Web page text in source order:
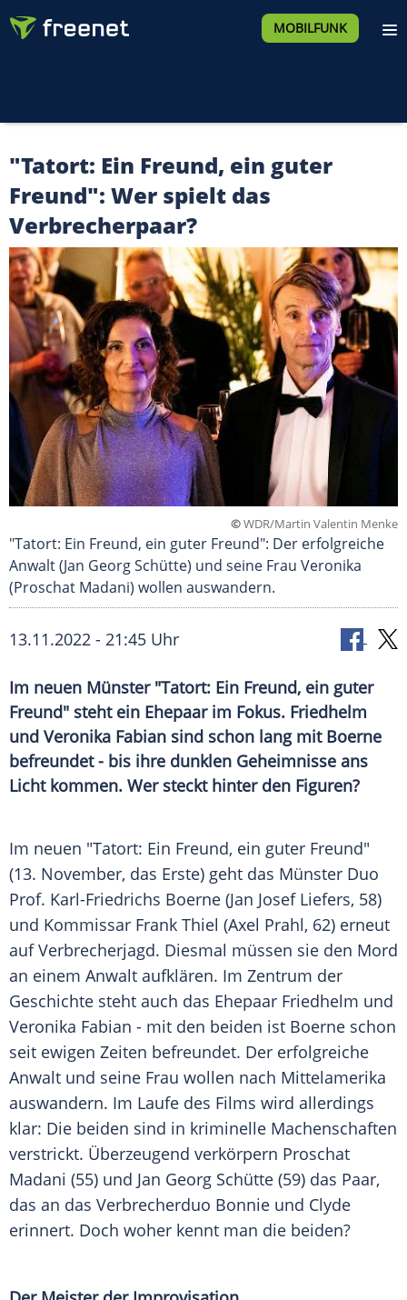
MOBILFUNK
"Tatort: Ein Freund, ein guter
Freund": Wer spielt das
Verbrecherpaar?
©WDR/Martin Valentin Menke
"Tatort: Ein Freund, ein guter Freund": Der erfolgreiche
Anwalt (Jan Georg Schütte) und seine Frau Veronika
(Proschat Madani) wollen auswandern.
13.11.2022 - 21:45 Uhr
Im neuen Münster "Tatort: Ein Freund, ein guter
Freund" steht ein Ehepaar im Fokus. Friedhelm
und Veronika Fabian sind schon lang mit Boerne
befreundet - bis ihre dunklen Geheimnisse ans
Licht kommen. Wer steckt hinter den Figuren?
Im neuen "Tatort: Ein Freund, ein guter Freund"
(13. November, das Erste) geht das Münster Duo
Prof. Karl-Friedrichs Boerne (Jan Josef Liefers, 58)
und Kommissar Frank Thiel (Axel Prahl, 62) erneut
aufVerbrecherjagd. Diesmal müssen sie den Mord
an einem Anwalt aufklären. Im Zentrum der
Geschichte steht auch das Ehepaar Friedhelm und
Veronika Fabian - mit den beiden ist Boerne schon
seit ewigen Zeiten befreundet. Der erfolgreiche
Anwalt und seine Frau wollen nach Mittelamerika
auswandern. Im Laufe des Films wird allerdings
klar: Die beiden sind in kriminelle Machenschaften
verstrickt. Überzeugend verkörpern Proschat
Madani (55) und Jan Georg Schütte (59) das Paar,
das an das Verbrecherduo Bonnie und Clyde
erinnert. Doch woher kennt man die beiden?